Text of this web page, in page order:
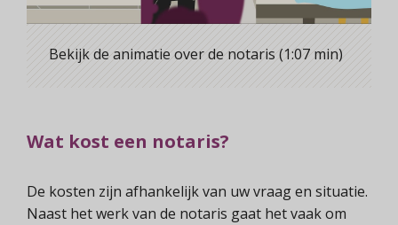
Bekijk de animatie over de notaris (1:07 min)
Wat kost een notaris?
De kosten zijn afhankelijk van uw vraag en situatie.
Naast het werk van de notaris gaat het vaak om